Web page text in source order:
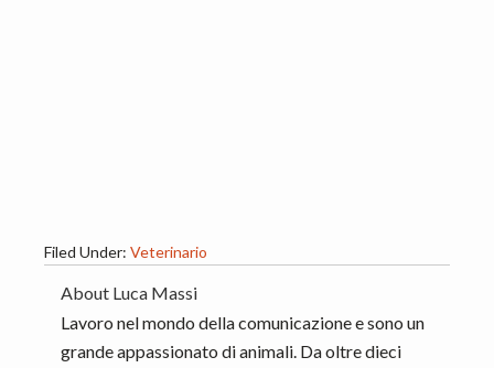
Filed Under: Veterinario
About Luca Massi
Lavoro nel mondo della comunicazione e sono un
grande appassionato di animali. Da oltre dieci